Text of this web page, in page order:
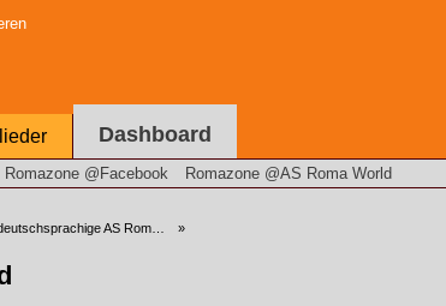
Dashboard
Romazone @Facebook Romazone @AS Roma World
AS Roma Community »